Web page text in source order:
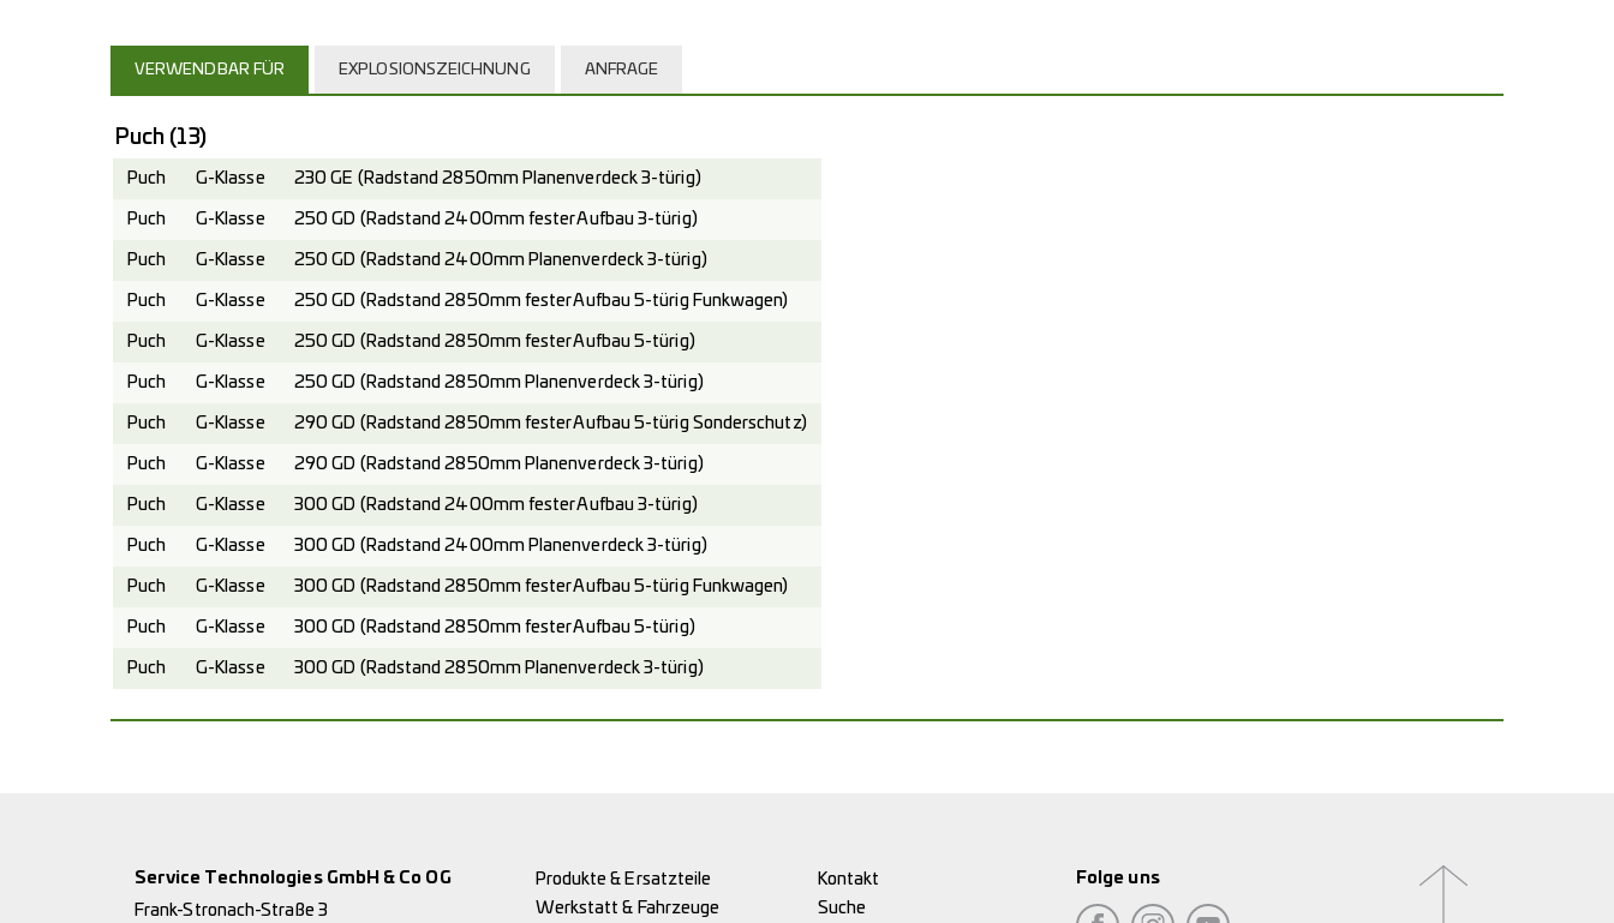
VERWENDBAR FÜR EXPLOSIONSZEICHNUNG ANFRAGE
Puch (13)
Puch G-Klasse 230 GE (Radstand 2850mm Planenverdeck 3-türig)
Puch G-Klasse 250 GD (Radstand 2400mm fester Aufbau 3-türig)
Puch G-Klasse 250 GD (Radstand 2400mm Planenverdeck 3-türig)
Puch G-Klasse 250 GD (Radstand 2850mm fester Aufbau 5-türig Funkwagen)
Puch G-Klasse 250 GD (Radstand 2850mm fester Aufbau 5-türig)
Puch G-Klasse 250 GD (Radstand 2850mm Planenverdeck 3-türig)
Puch G-Klasse 290 GD (Radstand 2850mm fester Aufbau 5-türig Sonderschutz)
Puch G-Klasse 290 GD (Radstand 2850mm Planenverdeck 3-türig)
Puch G-Klasse 300 GD (Radstand 2400mm fester Aufbau 3-türig)
Puch G-Klasse 300 GD (Radstand 2400mm Planenverdeck 3-türig)
Puch G-Klasse 300 GD (Radstand 2850mm fester Aufbau 5-türig Funkwagen)
Puch G-Klasse 300 GD (Radstand 2850mm fester Aufbau 5-türig)
Puch G-Klasse 300 GD (Radstand 2850mm Planenverdeck 3-türig)
Service Technologies GmbH & Co OG
Frank-Stronach-Straße 3
Produkte & Ersatzteile
Werkstatt & Fahrzeuge
Kontakt
Suche
Folge uns